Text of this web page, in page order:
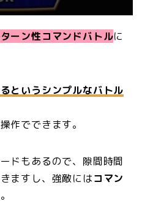
ーン性コマンドバトルに
というシンプルなバトル
作でできます。
ドもあるので、隙間時間
ますし、強敵にはコマン